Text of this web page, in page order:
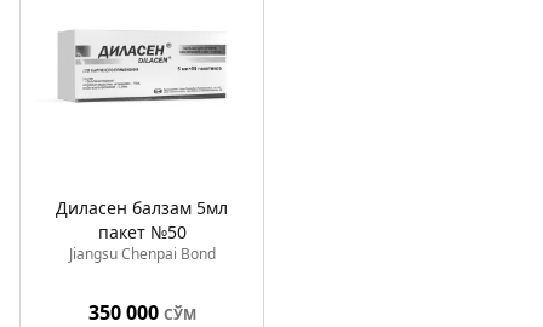
Диласен балзам 5мл
пакет №50
Jiangsu Chenpai Bond
350 000 СЎМ